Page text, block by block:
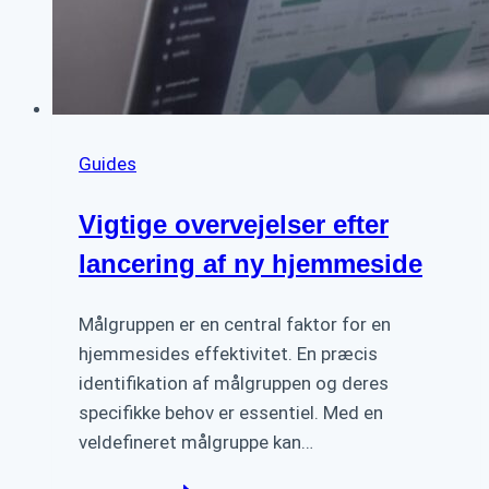
Guides
Vigtige overvejelser efter
lancering af ny hjemmeside
Målgruppen er en central faktor for en
hjemmesides effektivitet. En præcis
identifikation af målgruppen og deres
specifikke behov er essentiel. Med en
veldefineret målgruppe kan…